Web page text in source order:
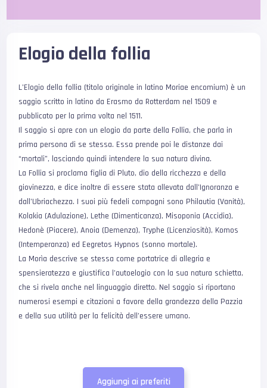
Elogio della follia
L’Elogio della follia (titolo originale in latino Moriae encomium) è un
saggio scritto in latino da Erasmo da Rotterdam nel 1509 e
pubblicato per la prima volta nel 1511.
Il saggio si apre con un elogio da parte della Follia, che parla in
prima persona di se stessa. Essa prende poi le distanze dai
“mortali”, lasciando quindi intendere la sua natura divina.
La Follia si proclama figlia di Pluto, dio della ricchezza e della
giovinezza, e dice inoltre di essere stata allevata dall’Ignoranza e
dall’Ubriachezza. I suoi più fedeli compagni sono Philautia (Vanità),
Kolakia (Adulazione), Lethe (Dimenticanza), Misoponia (Accidia),
Hedonè (Piacere), Anoia (Demenza), Tryphe (Licenziosità), Komos
(Intemperanza) ed Eegretos Hypnos (sonno mortale).
La Morìa descrive se stessa come portatrice di allegria e
spensieratezza e giustifica l’autoelogio con la sua natura schietta,
che si rivela anche nel linguaggio diretto. Nel saggio si riportano
numerosi esempi e citazioni a favore della grandezza della Pazzia
e della sua utilità per la felicità dell’essere umano.
Aggiungi ai preferiti